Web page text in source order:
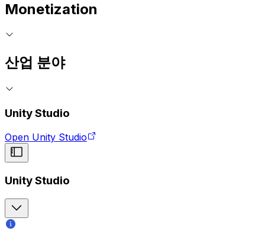
Monetization
산업 분야
Unity Studio
Open Unity Studio
Unity Studio